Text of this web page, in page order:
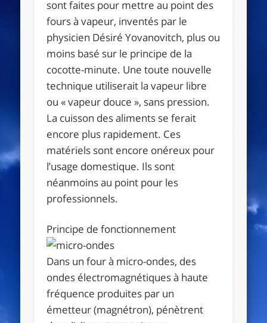
sont faites pour mettre au point des
fours à vapeur, inventés par le
physicien Désiré Yovanovitch, plus ou
moins basé sur le principe de la
cocotte-minute. Une toute nouvelle
technique utiliserait la vapeur libre
ou « vapeur douce », sans pression.
La cuisson des aliments se ferait
encore plus rapidement. Ces
matériels sont encore onéreux pour
l’usage domestique. Ils sont
néanmoins au point pour les
professionnels.
Principe de fonctionnement
Dans un four à micro-ondes, des
ondes électromagnétiques à haute
fréquence produites par un
émetteur (magnétron), pénètrent